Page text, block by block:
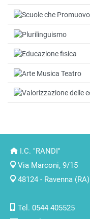
I.C. "RANDI"
Via Marconi, 9/15
48124 - Ravenna (RA)
Tel. 0544 405525